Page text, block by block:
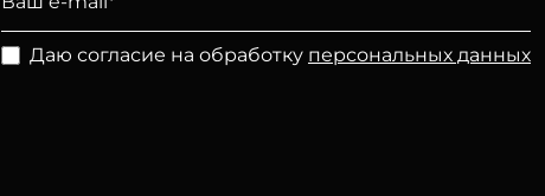
Даю согласие на обработку персональных данных